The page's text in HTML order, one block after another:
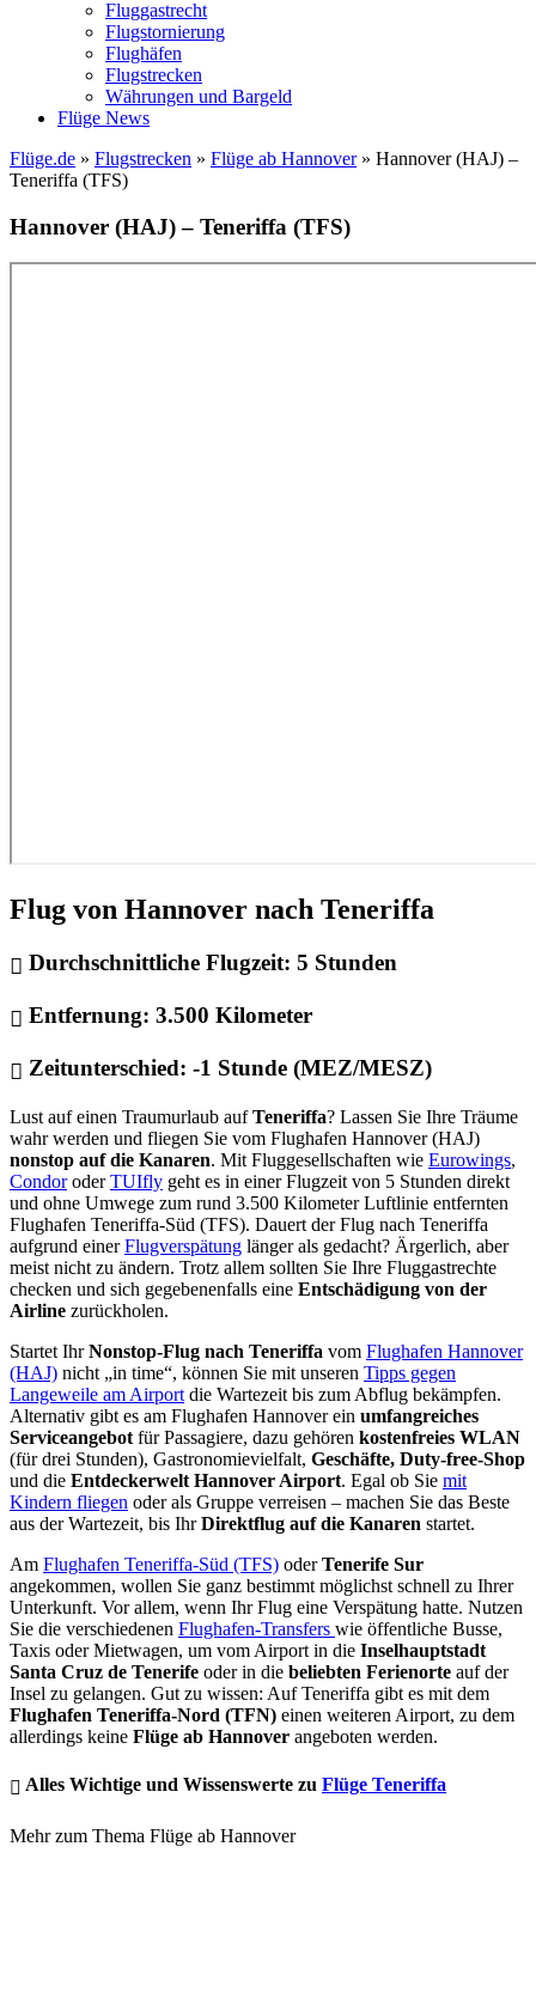
Fluggastrecht
Flugstornierung
Flughäfen
Flugstrecken
Währungen und Bargeld
Flüge News
Flüge.de » Flugstrecken » Flüge ab Hannover» Hannover (HAJ) –
Teneriffa (TFS)
Hannover (HAJ) – Teneriffa (TFS)
Flug von Hannover nach Teneriffa
Durchschnittliche Flugzeit: 5 Stunden
Entfernung: 3.500 Kilometer
Zeitunterschied: -1 Stunde (MEZ/MESZ)
Lust auf einen Traumurlaub aufTeneriffa? Lassen Sie Ihre Träume
wahr werden und fliegen Sie vom Flughafen Hannover (HAJ)
nonstop auf die Kanaren. Mit Fluggesellschaften wie Eurowings,
CondoroderTUIfly geht es in einer Flugzeit von 5 Stunden direkt
und ohne Umwege zum rund 3.500 Kilometer Luftlinie entfernten
Flughafen Teneriffa-Süd (TFS). Dauert der Flug nach Teneriffa
aufgrund einerFlugverspätung länger als gedacht? Ärgerlich, aber
meist nicht zu ändern. Trotz allem sollten Sie Ihre Fluggastrechte
checken und sich gegebenenfalls eine Entschädigung von der
Airline zurückholen.
Startet IhrNonstop-Flug nach Teneriffa vom Flughafen Hannover
(HAJ) nicht „in time“, können Sie mit unseren Tipps gegen
Langeweile am Airport die Wartezeit bis zum Abflug bekämpfen.
Alternativ gibt es am Flughafen Hannover ein umfangreiches
Serviceangebot für Passagiere, dazu gehören kostenfreies WLAN
(für drei Stunden), Gastronomievielfalt, Geschäfte, Duty-free-Shop
und die Entdeckerwelt Hannover Airport. Egal ob Sie mit
Kindern fliegen oder als Gruppe verreisen – machen Sie das Beste
aus der Wartezeit, bis IhrDirektflug auf die Kanaren startet.
Am Flughafen Teneriffa-Süd (TFS) oderTenerife Sur
angekommen, wollen Sie ganz bestimmt möglichst schnell zu Ihrer
Unterkunft. Vor allem, wenn Ihr Flug eine Verspätung hatte. Nutzen
Sie die verschiedenen Flughafen-Transfers wie öffentliche Busse,
Taxis oder Mietwagen, um vom Airport in die Inselhauptstadt
Santa Cruz de Tenerife oder in die beliebten Ferienorte auf der
Insel zu gelangen. Gut zu wissen: Auf Teneriffa gibt es mit dem
Flughafen Teneriffa-Nord (TFN) einen weiteren Airport, zu dem
allerdings keine Flüge ab Hannover angeboten werden.
Alles Wichtige und Wissenswerte zu Flüge Teneriffa
Mehr zum Thema Flüge ab Hannover